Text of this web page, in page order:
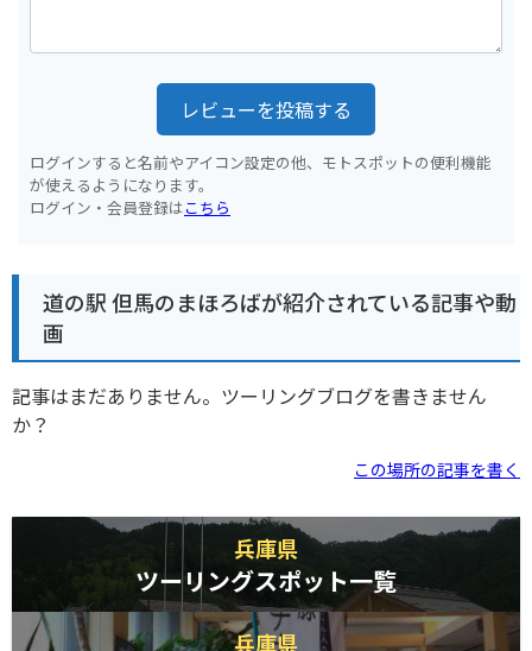
レビューを投稿する
ログインすると名前やアイコン設定の他、モトスポットの便利機能
が使えるようになります。
ログイン・会員登録はこちら
道の駅 但馬のまほろばが紹介されている記事や動
画
記事はまだありません。ツーリングブログを書きません
か？
この場所の記事を書く
兵庫県
ツーリングスポット一覧
兵庫県